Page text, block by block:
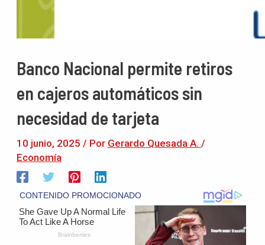
Banco Nacional permite retiros
en cajeros automáticos sin
necesidad de tarjeta
10 junio, 2025 / Por Gerardo Quesada A. /
Economía